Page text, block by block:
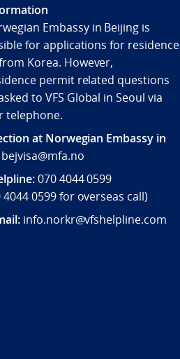
Embassy in Beijing is
for applications for residence
Korea. However,
permit related questions
to VFS Global in Seoul via
telephone.
at Norwegian Embassy in
bejvisa@mfa.no
:070 4044 0599
4044 0599for overseas call)
info.norkr@vfshelpline.com